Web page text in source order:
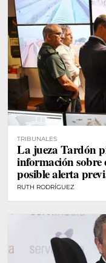
TRIBUNALES
La jueza Tardón
información sobre
posible alerta
RUTH RODRÍGUEZ